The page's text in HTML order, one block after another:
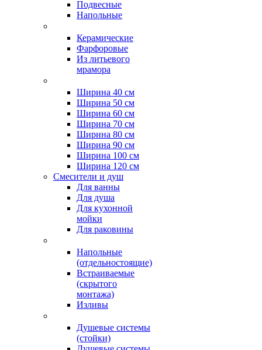
Подвесные
Напольные
Керамические
Фарфоровые
Из литьевого
мрамора
Ширина 40 см
Ширина 50 см
Ширина 60 см
Ширина 70 см
Ширина 80 см
Ширина 90 см
Ширина 100 см
Ширина 120 см
Смесители и душ
Для ванны
Для душа
Для кухонной
мойки
Для раковины
Напольные
(отдельностоящие)
Встраиваемые
(скрытого
монтажа)
Изливы
Душевые системы
(стойки)